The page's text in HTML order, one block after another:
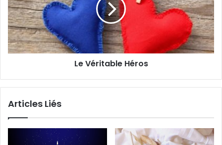
Le Véritable Héros
Articles Liés